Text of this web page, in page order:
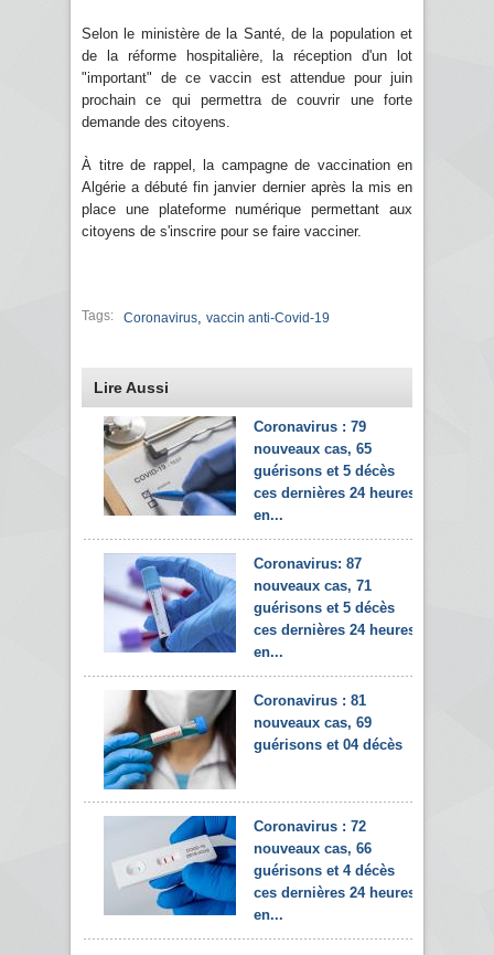
Selon le ministère de la Santé, de la population et
de la réforme hospitalière, la réception d'un lot
"important" de ce vaccin est attendue pour juin
prochain ce qui permettra de couvrir une forte
demande des citoyens.
À titre de rappel, la campagne de vaccination en
Algérie a débuté fin janvier dernier après la mis en
place une plateforme numérique permettant aux
citoyens de s'inscrire pour se faire vacciner.
Tags: Coronavirus vaccin anti-Covid-19
Lire Aussi
Coronavirus : 79
nouveaux cas, 65
guérisons et 5 décès
ces dernières 24 heures
en...
Coronavirus: 87
nouveaux cas, 71
guérisons et 5 décès
ces dernières 24 heures
en...
Coronavirus : 81
nouveaux cas, 69
guérisons et 04 décès
Coronavirus : 72
nouveaux cas, 66
guérisons et 4 décès
ces dernières 24 heures
en...